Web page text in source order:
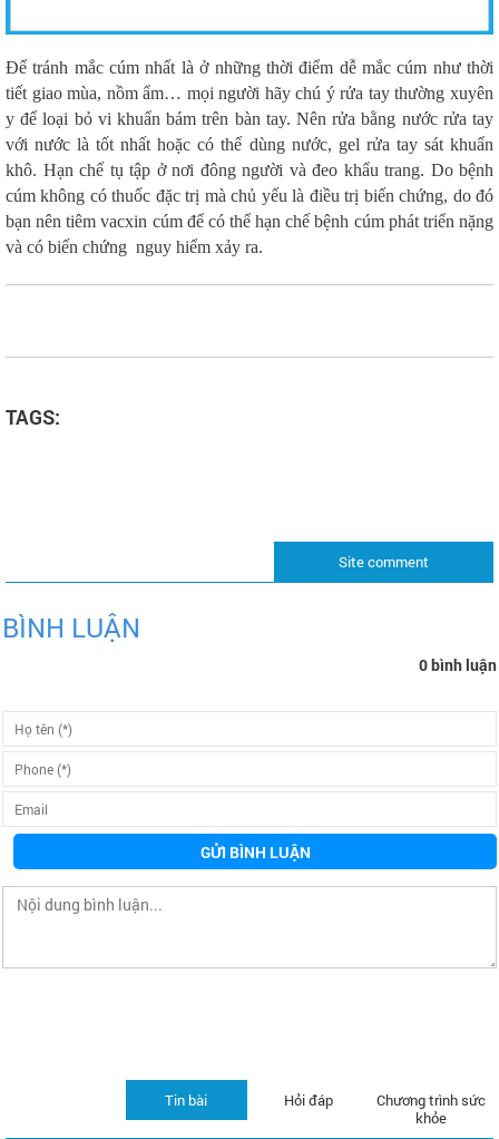
Để tránh mắc cúm nhất là ở những thời điểm dễ mắc cúm như thời
tiết giao mùa, nồm ẩm… mọi người hãy chú ý rửa tay thường xuyên
y để loại bỏ vi khuẩn bám trên bàn tay. Nên rửa bằng nước rửa tay
với nước là tốt nhất hoặc có thể dùng nước, gel rửa tay sát khuẩn
khô. Hạn chế tụ tập ở nơi đông người và đeo khẩu trang. Do bệnh
cúm không có thuốc đặc trị mà chủ yếu là điều trị biến chứng, do đó
bạn nên tiêm vacxin cúm để có thể hạn chế bệnh cúm phát triển nặng
và có biến chứng nguy hiểm xảy ra.
TAGS:
Site comment
BÌNH LUẬN
0 bình luận
GỬI BÌNH LUẬN
Chương trình sức
khỏe
Hỏi đáp
Tin bài